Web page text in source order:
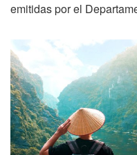
emitidas por el